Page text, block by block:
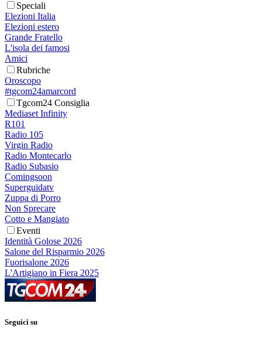
Speciali
Elezioni Italia
Elezioni estero
Grande Fratello
L'isola dei famosi
Amici
Rubriche
Oroscopo
#tgcom24amarcord
Tgcom24 Consiglia
Mediaset Infinity
R101
Radio 105
Virgin Radio
Radio Montecarlo
Radio Subasio
Comingsoon
Superguidatv
Zuppa di Porro
Non Sprecare
Cotto e Mangiato
Eventi
Identità Golose 2026
Salone del Risparmio 2026
Fuorisalone 2026
L'Artigiano in Fiera 2025
Seguici su